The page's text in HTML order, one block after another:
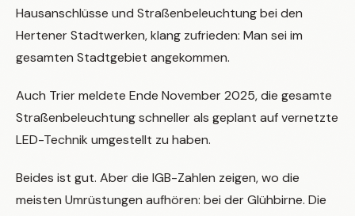
Hausanschlüsse und Straßenbeleuchtung bei den
Hertener Stadtwerken, klang zufrieden: Man sei im
gesamten Stadtgebiet angekommen.
Auch Trier meldete Ende November 2025, die gesamte
Straßenbeleuchtung schneller als geplant auf vernetzte
LED-Technik umgestellt zu haben.
Beides ist gut. Aber die IGB-Zahlen zeigen, wo die
meisten Umrüstungen aufhören: bei der Glühbirne. Die